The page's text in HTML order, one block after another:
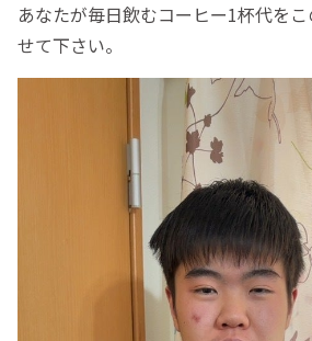
あなたが毎日飲むコーヒー1杯代を
せて下さい。